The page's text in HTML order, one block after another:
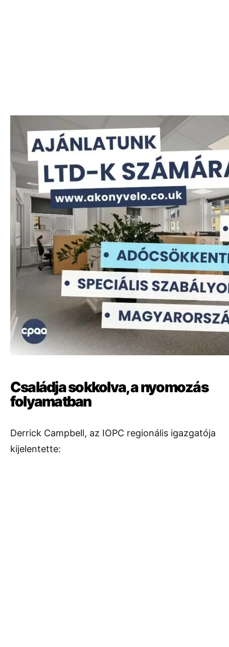
Családja sokkolva, a nyomozás
folyamatban
Derrick Campbell, az IOPC regionális igazgatója
kijelentette: